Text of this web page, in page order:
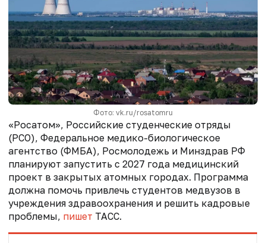
Фото: vk.ru/rosatomru
«Росатом», Российские студенческие отряды
(РСО), Федеральное медико-биологическое
агентство (ФМБА), Росмолодежь и Минздрав РФ
планируют запустить с 2027 года медицинский
проект в закрытых атомных городах. Программа
должна помочь привлечь студентов медвузов в
учреждения здравоохранения и решить кадровые
проблемы, пишет ТАСС.